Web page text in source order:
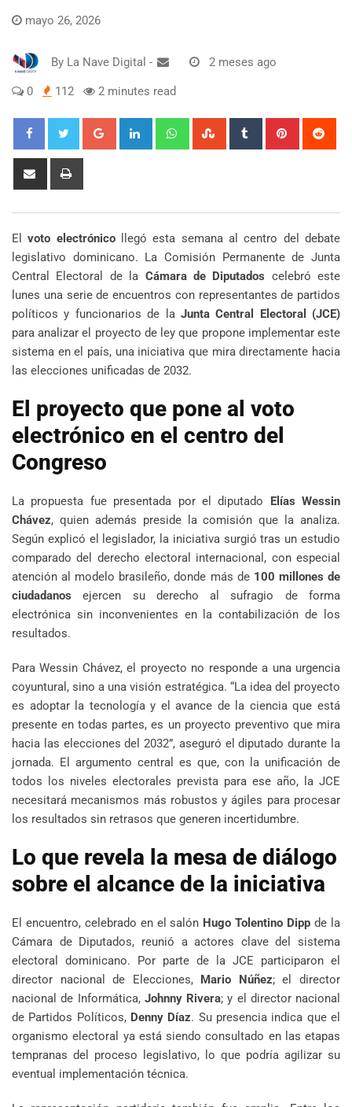
mayo 26, 2026
By La Nave Digital - 2 meses ago
0 112 2 minutes read
Google+ LinkedIn WhatsappStumbleUpon
Tumblr Pinterest
Share
Elvoto electrónicollegó esta semana al centro del debate
legislativo dominicano. La Comisión Permanente de Junta
Central Electoral de la Cámara de Diputados celebró este
lunes una serie de encuentros con representantes de partidos
políticos y funcionarios de la Junta Central Electoral (JCE)
para analizar el proyecto de ley que propone implementar este
sistema en el país, una iniciativa que mira directamente hacia
las elecciones unificadas de 2032.
El proyecto que pone al voto
electrónico en el centro del
Congreso
La propuesta fue presentada por el diputado Elías Wessin
Chávez, quien además preside la comisión que la analiza.
Según explicó el legislador, la iniciativa surgió tras un estudio
comparado del derecho electoral internacional, con especial
atención al modelo brasileño, donde más de 100 millones de
ciudadanos ejercen su derecho al sufragio de forma
electrónica sin inconvenientes en la contabilización de los
resultados.
Para Wessin Chávez, el proyecto no responde a una urgencia
coyuntural, sino a una visión estratégica. “La idea del proyecto
es adoptar la tecnología y el avance de la ciencia que está
presente en todas partes, es un proyecto preventivo que mira
hacia las elecciones del 2032”, aseguró el diputado durante la
jornada. El argumento central es que, con la unificación de
todos los niveles electorales prevista para ese año, la JCE
necesitará mecanismos más robustos y ágiles para procesar
los resultados sin retrasos que generen incertidumbre.
Lo que revela la mesa de diálogo
sobre el alcance de la iniciativa
El encuentro, celebrado en el salón Hugo Tolentino Dipp de la
Cámara de Diputados, reunió a actores clave del sistema
electoral dominicano. Por parte de la JCE participaron el
director nacional de Elecciones, Mario Núñez; el director
nacional de Informática, Johnny Rivera; y el director nacional
de Partidos Políticos, Denny Díaz. Su presencia indica que el
organismo electoral ya está siendo consultado en las etapas
tempranas del proceso legislativo, lo que podría agilizar su
eventual implementación técnica.